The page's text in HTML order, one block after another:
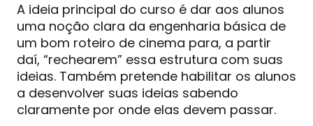
A ideia principal do curso é dar aos alunos
uma noção clara da engenharia básica de
um bom roteiro de cinema para, a partir
daí, “rechearem” essa estrutura com suas
ideias. Também pretende habilitar os alunos
a desenvolver suas ideias sabendo
claramente por onde elas devem passar.